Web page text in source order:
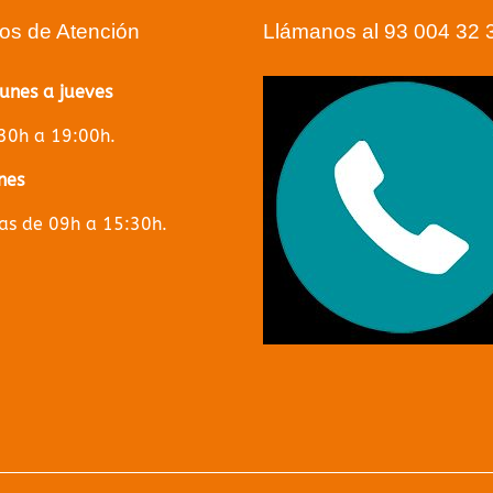
de Atención
a jueves
a 19:00h.
de 09h a 15:30h.
Llámanos al 93 004 32